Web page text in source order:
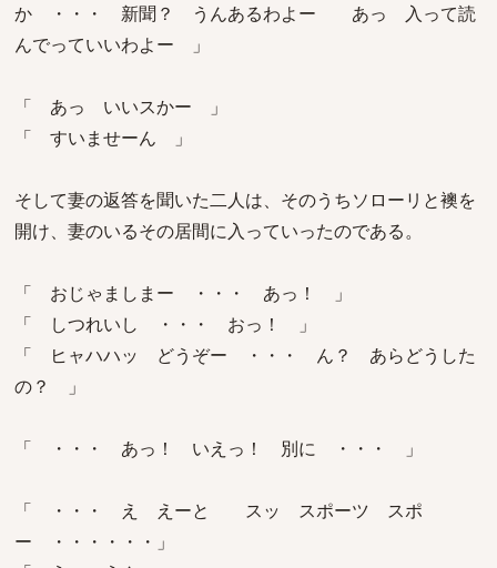
か ・・・ 新聞？ うんあるわよー あっ 入って読
んでっていいわよー 」
「 あっ いいスかー 」
「 すいませーん 」
そして妻の返答を聞いた二人は、そのうちソローリと襖を
開け、妻のいるその居間に入っていったのである。
「 おじゃましまー ・・・ あっ！ 」
「 しつれいし ・・・ おっ！ 」
「 ヒャハハッ どうぞー ・・・ ん？ あらどうした
の？ 」
「 ・・・ あっ！ いえっ！ 別に ・・・ 」
「 ・・・ え えーと スッ スポーツ スポ
ー ・・・・・・」